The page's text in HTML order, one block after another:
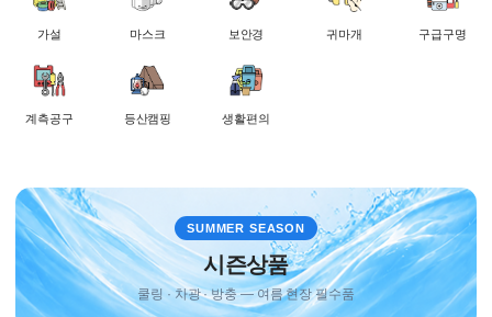
가설 마스크 보안경 귀마개 구급구명
계측공구 등산캠핑 생활편의
SUMMER SEASON
시즌상품
쿨링 · 차광 · 방충 — 여름 현장 필수품